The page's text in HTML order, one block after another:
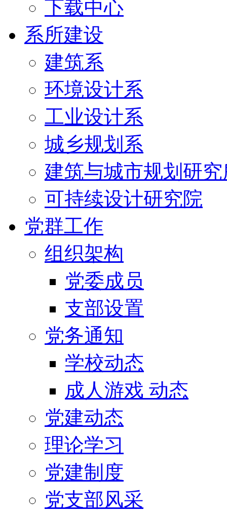
下载中心
系所建设
建筑系
环境设计系
工业设计系
城乡规划系
建筑与城市规划研究
可持续设计研究院
党群工作
组织架构
党委成员
支部设置
党务通知
学校动态
成人游戏 动态
党建动态
理论学习
党建制度
党支部风采